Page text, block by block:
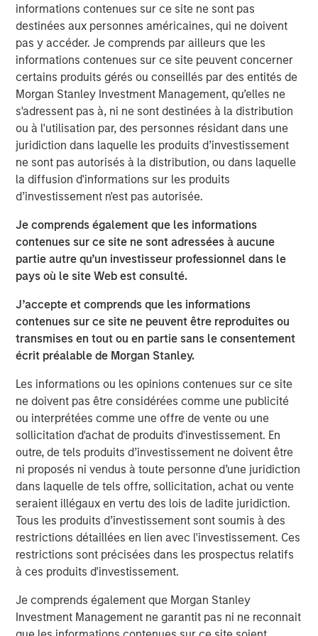
informations contenues sur ce site ne sont pas
destinées aux personnes américaines, qui ne doivent
pas y accéder. Je comprends par ailleurs que les
informations contenues sur ce site peuvent concerner
certains produits gérés ou conseillés par des entités de
Morgan Stanley Investment Management, qu’elles ne
s'adressent pas à, ni ne sont destinées à la distribution
ou à l'utilisation par, des personnes résidant dans une
juridiction dans laquelle les produits d’investissement
ne sont pas autorisés à la distribution, ou dans laquelle
la diffusion d'informations sur les produits
d’investissement n'est pas autorisée.
Je comprends également que les informations
contenues sur ce site ne sont adressées à aucune
partie autre qu’un investisseur professionnel dans le
pays où le site Web est consulté.
J’accepte et comprends que les informations
contenues sur ce site ne peuvent être reproduites ou
transmises en tout ou en partie sans le consentement
écrit préalable de Morgan Stanley.
Les informations ou les opinions contenues sur ce site
ne doivent pas être considérées comme une publicité
ou interprétées comme une offre de vente ou une
sollicitation d'achat de produits d'investissement. En
outre, de tels produits d’investissement ne doivent être
ni proposés ni vendus à toute personne d’une juridiction
dans laquelle de tels offre, sollicitation, achat ou vente
seraient illégaux en vertu des lois de ladite juridiction.
Tous les produits d’investissement sont soumis à des
restrictions détaillées en lien avec l'investissement. Ces
restrictions sont précisées dans les prospectus relatifs
à ces produits d'investissement.
Je comprends également que Morgan Stanley
Investment Management ne garantit pas ni ne reconnait
DOWNLOAD THE 2025 FIXED INCOME
ENGAGEMENT REPORT
The views and opinions are those of the author as of the date of
publication and are subject to change at any time due to market
or economic conditions and may not necessarily come to pass.
The views expressed do not reflect the opinions of all
investment personnel at Morgan Stanley Investment
Management (MSIM) and its subsidiaries and affiliates
(collectively the Firm”), and may not be reflected in all the
strategies and products that the Firm offers.
This material is a general communication, which is not impartial,
is for informational and educational purposes only, not a
recommendation to purchase or sell specific securities, or to
adopt any particular investment strategy. Information does not
address financial objectives, situation or specific needs of
individual investors.
Prior to making any investment decision, investors should
carefully review the strategy’s relevant offering document. For
the complete content and important disclosures, refer to the
Form ADV.
specialised teams that span the global fixed income capital
markets. Each specialised team has the autonomy to implement
its own approach, while centralised resources allow them to
focus on driving investment excellence. These Fixed Income
centralised resources include dedicated Fixed Income
sustainability professionals.
All references to assets under management are as of 30 June
2025. Strategy assets are inclusive of client mandates invested
in the strategy, as well as assets managed on behalf of other
MSIM products (primarily global/regional and asset allocation
co-managed strategies). The information provided herein is for
illustrative purposes only. It should not be construed as a
recommendation to buy or sell any particular security or to
adopt any investment strategy.
3The engagement figures and examples in this report relate to
Income group. This information does not represent engagement
activities individually conducted by Calvert Research and
Management (“Calvert”), MSIM’s responsible investment affiliate,
unless otherwise stated. Some team members of the MSIM Fixed